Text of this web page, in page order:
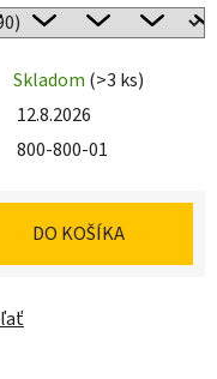
Skladom (>3 ks)
12.8.2026
800-800-01
DO KOŠÍKA